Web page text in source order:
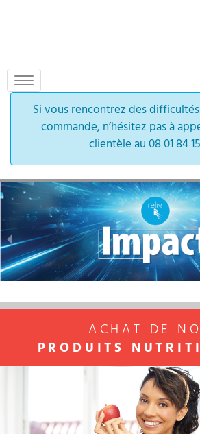
Toggle
navigation
Si vous rencontrez des
commande, n’hésitez pas à
clientèle au 08 01 84
ACHAT DE
PRODUITS